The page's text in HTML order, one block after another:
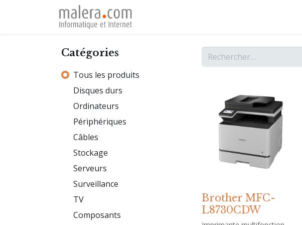
Catégories
Tous les produits
Disques durs
Ordinateurs
Périphériques
Câbles
Stockage
Serveurs
Surveillance
TV
Composants
Brother MFC-
L8730CDW